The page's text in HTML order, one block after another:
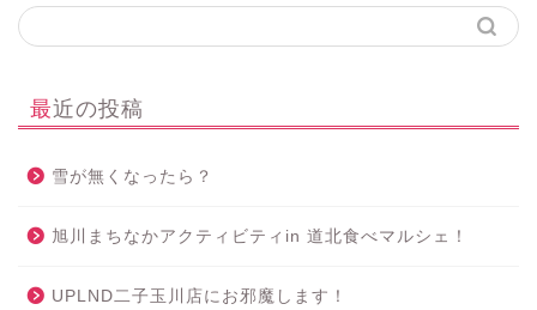
最近の投稿
雪が無くなったら？
旭川まちなかアクティビティin 道北食べマルシェ！
UPLND二子玉川店にお邪魔します！